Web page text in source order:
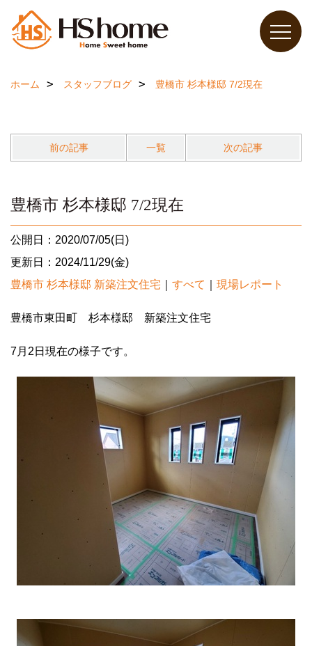
ホーム スタッフブログ 豊橋市 杉本様邸 7/2現在
前の記事 一覧 次の記事
豊橋市 杉本様邸 7/2現在
公開日：2020/07/05(日)
更新日：2024/11/29(金)
豊橋市 杉本様邸 新築注文住宅
すべて 現場レポート
豊橋市東田町 杉本様邸 新築注文住宅
7月2日現在の様子です。